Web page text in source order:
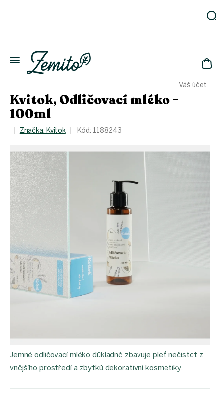
Váš účet
Eko
domácnost
Kosmetika
Eko
láhve
Akce
a ušetři
Novinky
Vánoce
Přihlášení
Kvitok, Odličovací mléko -
100ml
Značka: Kvitok Kód: 1188243
Jemné odličovací mléko důkladně zbavuje pleť nečistot z
vnějšího prostředí a zbytků dekorativní kosmetiky.